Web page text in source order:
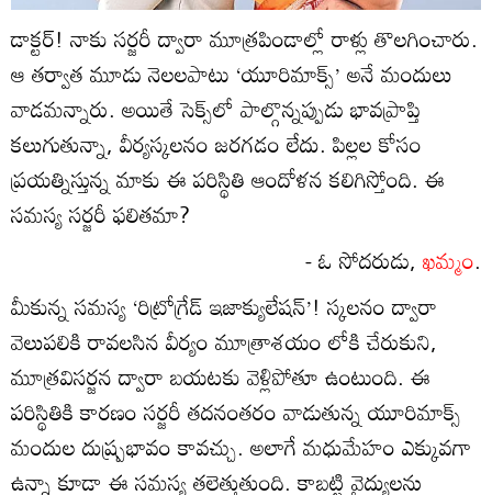
డాక్టర్‌! నాకు సర్జరీ ద్వారా మూత్రపిండాల్లో రాళ్లు తొలగించారు.
ఆ తర్వాత మూడు నెలలపాటు ‘యూరిమాక్స్‌’ అనే మందులు
వాడమన్నారు. అయితే సెక్స్‌లో పాల్గొన్నప్పుడు భావప్రాప్తి
కలుగుతున్నా, వీర్యస్కలనం జరగడం లేదు. పిల్లల కోసం
ప్రయత్నిస్తున్న మాకు ఈ పరిస్థితి ఆందోళన కలిగిస్తోంది. ఈ
సమస్య సర్జరీ ఫలితమా?
- ఓ సోదరుడు, ఖమ్మం.
మీకున్న సమస్య ‘రిట్రోగ్రేడ్‌ ఇజాక్యులేషన్‌’! స్కలనం ద్వారా
వెలుపలికి రావలసిన వీర్యం మూత్రాశయం లోకి చేరుకుని,
మూత్రవిసర్జన ద్వారా బయటకు వెళ్లిపోతూ ఉంటుంది. ఈ
పరిస్థితికి కారణం సర్జరీ తదనంతరం వాడుతున్న యూరిమాక్స్‌
మందుల దుష్ప్రభావం కావచ్చు. అలాగే మధుమేహం ఎక్కువగా
ఉన్నా కూడా ఈ సమస్య తలెత్తుతుంది. కాబట్టి వైద్యులను